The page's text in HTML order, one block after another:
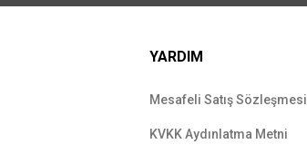
YARDIM
Mesafeli Satış Sözleşmesi
KVKK Aydınlatma Metni